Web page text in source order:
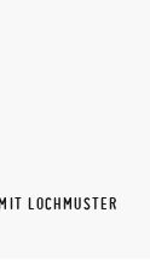
LOCHMUSTER